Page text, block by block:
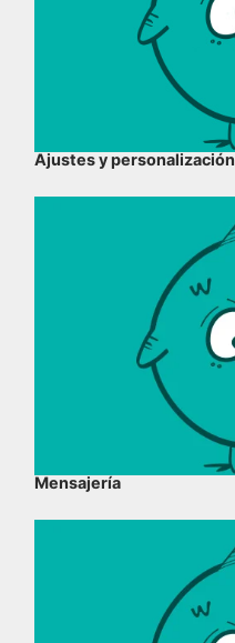
Ajustes y personalización
Mensajería